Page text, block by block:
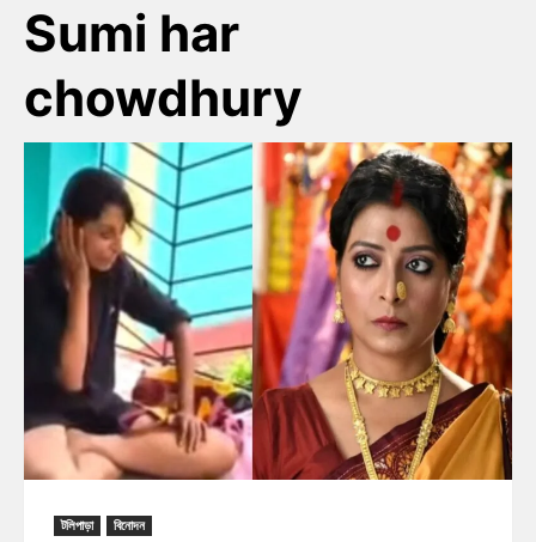
Sumi har
chowdhury
টলিপাড়া বিনোদন